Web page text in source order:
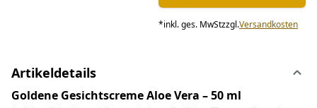
*inkl. ges. MwStzzgl.Versandkosten
Artikeldetails
Goldene Gesichtscreme Aloe Vera – 50 ml